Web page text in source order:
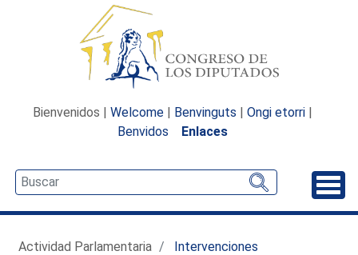
Bienvenidos | Welcome | Benvinguts | Ongi etorri |
Benvidos
Enlaces
Actividad Parlamentaria
Intervenciones